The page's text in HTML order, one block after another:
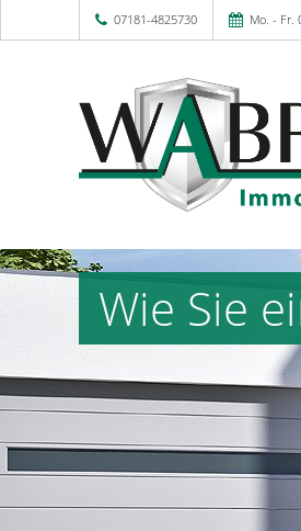
07181-4825730 Mo. - Fr.
Wie Sie